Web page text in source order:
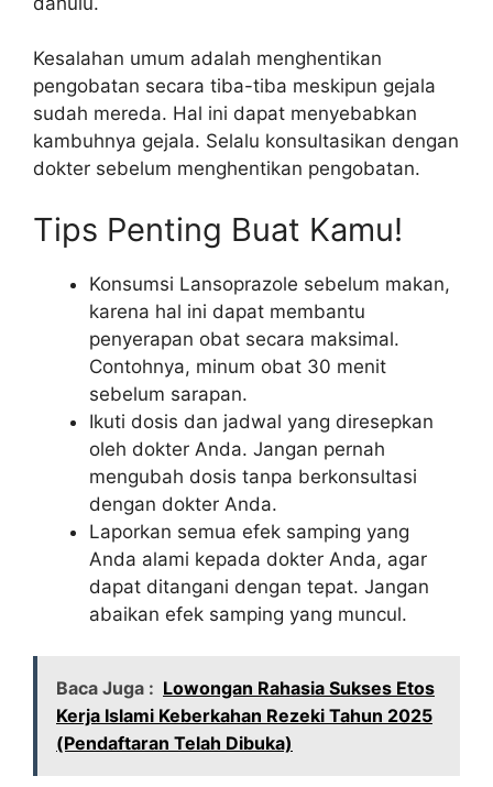
Kesalahan umum adalah menghentikan
pengobatan secara tiba-tiba meskipun gejala
sudah mereda. Hal ini dapat menyebabkan
kambuhnya gejala. Selalu konsultasikan dengan
dokter sebelum menghentikan pengobatan.
Tips Penting Buat Kamu!
Konsumsi Lansoprazole sebelum makan,
karena hal ini dapat membantu
penyerapan obat secara maksimal.
Contohnya, minum obat 30 menit
sebelum sarapan.
Ikuti dosis dan jadwal yang diresepkan
oleh dokter Anda. Jangan pernah
mengubah dosis tanpa berkonsultasi
dengan dokter Anda.
Laporkan semua efek samping yang
Anda alami kepada dokter Anda, agar
dapat ditangani dengan tepat. Jangan
abaikan efek samping yang muncul.
Baca Juga : Lowongan Rahasia Sukses Etos
Kerja Islami Keberkahan Rezeki Tahun 2025
(Pendaftaran Telah Dibuka)